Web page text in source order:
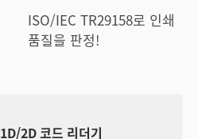
ISO/IEC TR29158로 인쇄
품질을 판정!
1D/2D 코드 리더기